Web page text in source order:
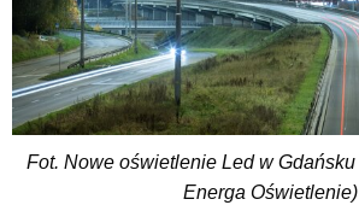
Fot. Nowe oświetlenie Led w Gdańsku
Energa Oświetlenie)